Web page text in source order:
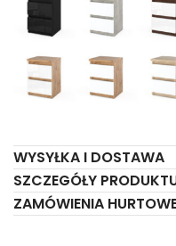
WYSYŁKA I DOSTAWA
SZCZEGÓŁY
ZAMÓWIENIA